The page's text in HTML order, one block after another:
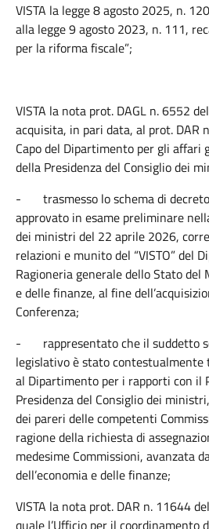
VISTA la legge 8 agosto 2025, n.
alla legge 9 agosto 2023, n. 111,
per la riforma fiscale”;
VISTA la nota prot. DAGL n. 6552
acquisita, in pari data, al prot. DAR
Capo del Dipartimento per gli affari
della Presidenza del Consiglio dei
- trasmesso lo schema di
approvato in esame preliminare
dei ministri del 22 aprile 2026,
relazioni e munito del “VISTO” del
Ragioneria generale dello Stato del
e delle finanze, al fine
Conferenza;
- rappresentato che il suddetto
legislativo è stato contestualmente
al Dipartimento per i rapporti con il
Presidenza del Consiglio dei
dei pareri delle competenti
ragione della richiesta di
medesime Commissioni, avanzata
dell’economia e delle finanze;
VISTA la nota prot. DAR n. 11644
quale l’Ufficio per il coordinamento